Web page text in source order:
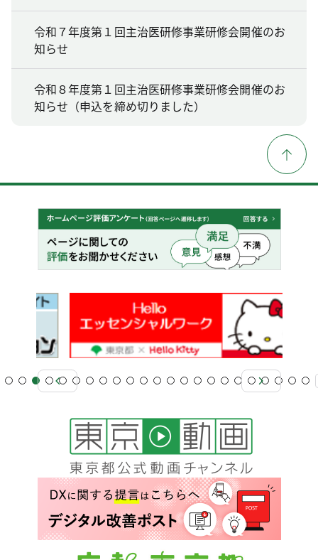
令和７年度第１回主治医研修事業研修会開催のお
知らせ
令和８年度第１回主治医研修事業研修会開催のお
知らせ（申込を締め切りました）